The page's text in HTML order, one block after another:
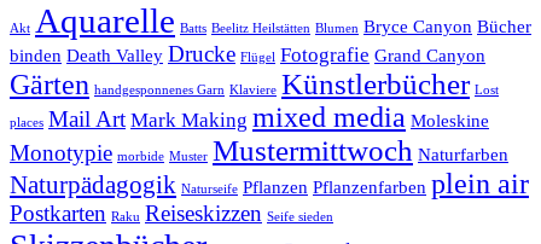
Akt Aquarelle Batts Beelitz Heilstätten Blumen Bryce Canyon Bücher
binden Death Valley Drucke Flügel Fotografie Grand Canyon
Gärten handgesponnenes Garn Klaviere Künstlerbücher Lost
places Mail Art Mark Making mixed media Moleskine
Monotypie morbide Muster Mustermittwoch Naturfarben
Naturpädagogik Naturseife Pflanzen Pflanzenfarben plein air
Postkarten Raku Reiseskizzen Seife sieden